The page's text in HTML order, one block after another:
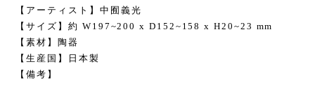
【アーティスト】中囿義光
【サイズ】約 W197~200 x D152~158 x H20~23 mm
【素材】陶器
【生産国】日本製
【備考】